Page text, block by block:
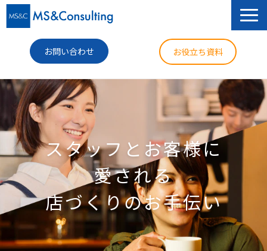
お問い合わせ お役立ち資料
サービス
セミナー
導入事例
コラム
ニュース
企業情報
スタッフとお客様に
愛される
店づくりのお手伝い